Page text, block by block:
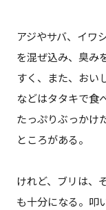
アジやサバ、イワ
を混ぜ込み、臭み
すく、また、おい
などはタタキで食
たっぷりぶっかけ
ところがある。
けれど、ブリは、
も十分になる。叩